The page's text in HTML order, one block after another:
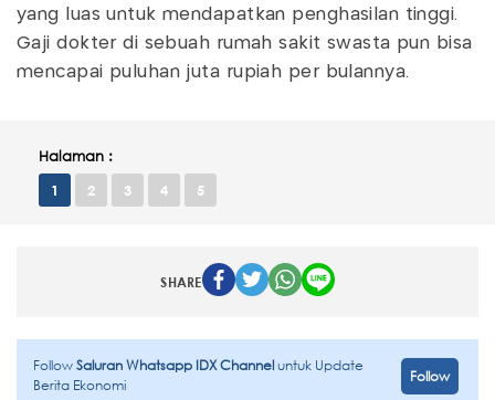
yang luas untuk mendapatkan penghasilan tinggi.
Gaji dokter di sebuah rumah sakit swasta pun bisa
mencapai puluhan juta rupiah per bulannya.
Halaman :
1 2 3 4 5
SHARE
FollowSaluran Whatsapp IDX Channeluntuk Update
Berita Ekonomi
Follow